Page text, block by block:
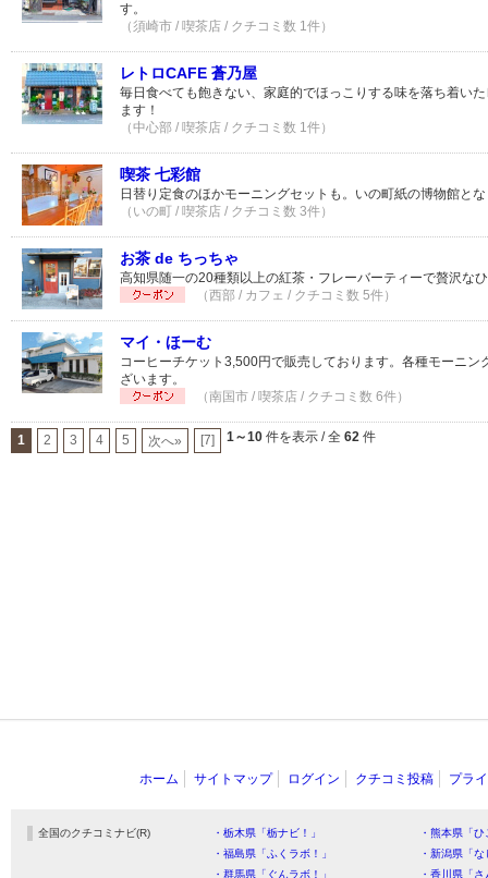
す。
（須崎市 / 喫茶店 / クチコミ数 1件）
レトロCAFE 蒼乃屋
毎日食べても飽きない、家庭的でほっこりする味を落ち着い
ます！
（中心部 / 喫茶店 / クチコミ数 1件）
喫茶 七彩館
日替り定食のほかモーニングセットも。いの町紙の博物館と
（いの町 / 喫茶店 / クチコミ数 3件）
お茶 de ちっちゃ
高知県随一の20種類以上の紅茶・フレーバーティーで贅沢な
（西部 / カフェ / クチコミ数 5件）
マイ・ほーむ
コーヒーチケット3,500円で販売しております。各種モーニン
ざいます。
（南国市 / 喫茶店 / クチコミ数 6件）
1 2 3 4 5 次へ» [7] 1～10 件を表示 / 全 62 件
ホーム サイトマップ ログイン クチコミ投稿 プラ
全国のクチコミナビ(R) ・栃木県「栃ナビ！」
・熊本県「
・福島県「ふくラボ！」
・新潟県「
・群馬県「ぐんラボ！」
・香川県「